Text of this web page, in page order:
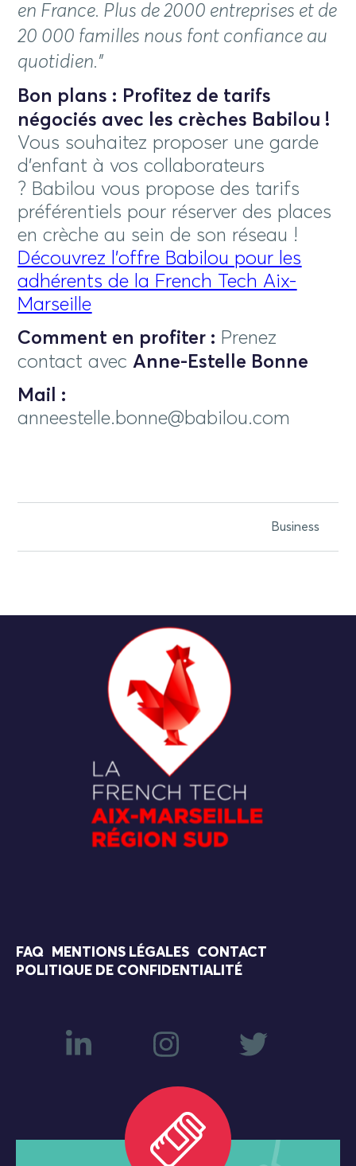
en France. Plus de 2000 entreprises et de
20 000 familles nous font confiance au
quotidien."
Bon plans : Profitez de tarifs
négociés avec les crèches Babilou !
Vous souhaitez proposer une garde
d'enfant à vos collaborateurs
? Babilou vous propose des tarifs
préférentiels pour réserver des places
en crèche au sein de son réseau !
Découvrez l'offre Babilou pour les
adhérents de la French Tech Aix-
Marseille
Comment en profiter : Prenez
contact avecAnne-Estelle Bonne
Mail :
anneestelle.bonne@babilou.com
Business
FAQ MENTIONS LÉGALES
CONTACT
POLITIQUE DE CONFIDENTIALITÉ